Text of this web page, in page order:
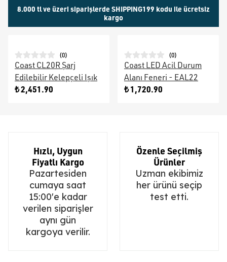
8.000 tl ve üzeri siparişlerde SHIPPING199 kodu ile ücretsiz
kargo
(0)
Coast CL20R Şarj
Edilebilir Kelepçeli Işık
₺ 2,451.90
(0)
Coast LED Acil Durum
Alanı Feneri - EAL22
₺ 1,720.90
Hızlı, Uygun
Fiyatlı Kargo
Pazartesiden
cumaya saat
15:00'e kadar
verilen siparişler
aynı gün
kargoya verilir.
Özenle Seçilmiş
Ürünler
Uzman ekibimiz
her ürünü seçip
test etti.